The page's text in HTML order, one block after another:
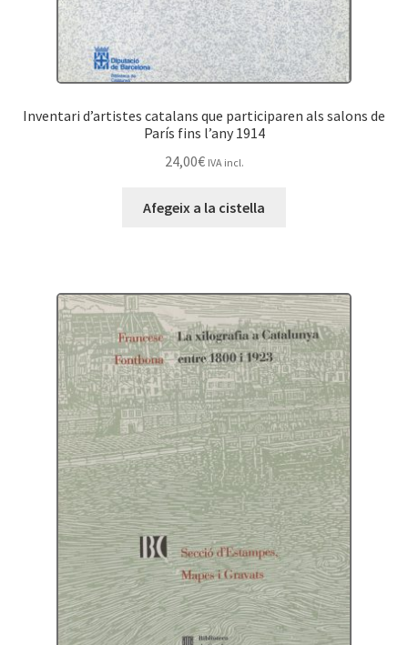
Inventari d’artistes catalans que participaren als salons de
París fins l’any 1914
24,00€ IVA incl.
Afegeix a la cistella